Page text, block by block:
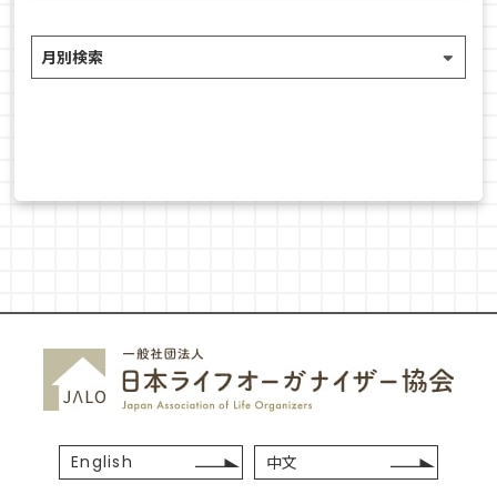
English 中文